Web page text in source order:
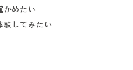
めたい
してみたい